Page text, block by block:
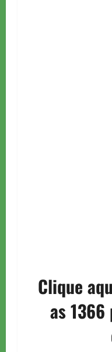
Clique
as